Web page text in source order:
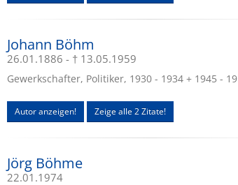
Johann Böhm
26.01.1886 - † 13.05.1959
Gewerkschafter, Politiker, 1930 - 1934 + 1945 - 19
Autor anzeigen! Zeige alle 2 Zitate!
Jörg Böhme
22.01.1974